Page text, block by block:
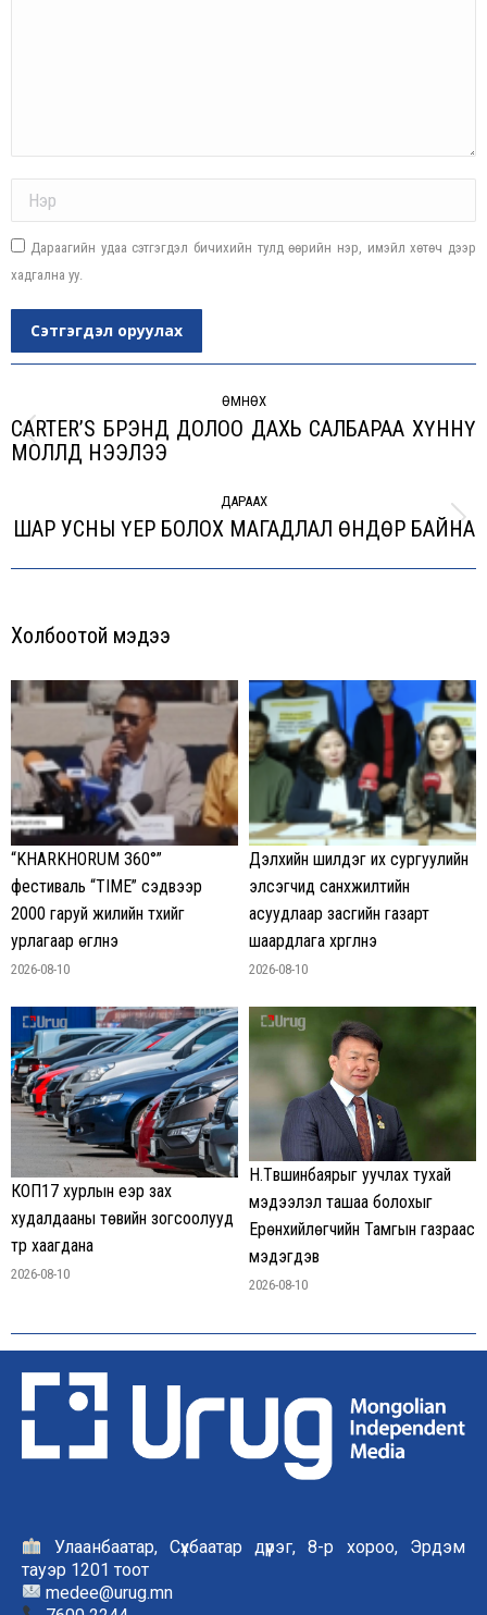
Дараагийн удаа сэтгэгдэл бичихийн тулд өөрийн нэр, имэйл хөтөч дээр
хадгална уу.
Сэтгэгдэл оруулах
ӨМНӨХ
Previous
CARTER’S БРЭНД ДОЛОО ДАХЬ САЛБАРАА ХҮННҮ
МОЛЛД НЭЭЛЭЭ
ДАРААХ
Next
ШАР УСНЫ ҮЕР БОЛОХ МАГАДЛАЛ ӨНДӨР БАЙНА
Холбоотой мэдээ
“KHARKHORUM 360°”
фестиваль “TIME” сэдвээр
2000 гаруй жилийн түүхийг
урлагаар өгүүлнэ
2026-08-10
Дэлхийн шилдэг их сургуулийн
элсэгчид санхүүжилтийн
асуудлаар засгийн газарт
шаардлага хүргүүлнэ
2026-08-10
КОП17 хурлын үеэр зах
худалдааны төвийн зогсоолууд
түр хаагдана
2026-08-10
Н.Түвшинбаярыг уучлах тухай
мэдээлэл ташаа болохыг
Ерөнхийлөгчийн Тамгын газраас
мэдэгдэв
2026-08-10
Улаанбаатар, Сүхбаатар дүүрэг, 8-р хороо, Эрдэм
тауэр 1201 тоот
medee@urug.mn